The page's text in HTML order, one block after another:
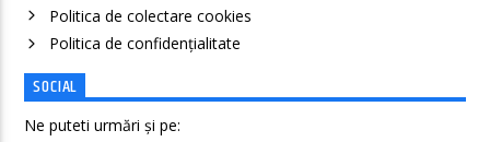
Politica de colectare cookies
Politica de confidenţialitate
SOCIAL
Ne puteti urmări și pe: